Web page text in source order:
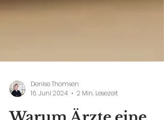
16. Juni 2024
2 Min. Lesezeit